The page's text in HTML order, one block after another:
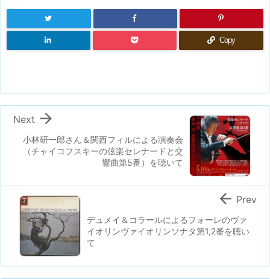
Copy
小林研一郎さん＆関西フィルによる演奏会
（チャイコフスキーの弦楽セレナードと交
響曲第5番）を聴いて

Next
デュメイ＆コラールによるフォーレのヴァ
イオリンヴァイオリンソナタ第1,2番を聴い
て
 Prev